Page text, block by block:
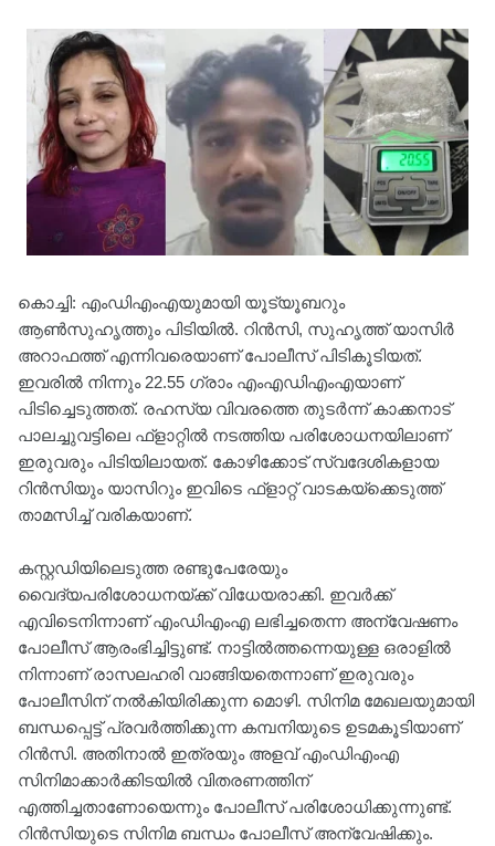
കൊച്ചി: എംഡിഎംഎയുമായി യൂട്യൂബറും
ആൺസുഹൃത്തും പിടിയിൽ. റിൻസി, സുഹൃത്ത് യാസിർ
അറാഫത്ത് എന്നിവരെയാണ് പോലീസ് പിടികൂടിയത്.
ഇവരിൽ നിന്നും 22.55 ​ഗ്രാം എംഎഡിഎംഎയാണ്
പിടിച്ചെടുത്തത്. രഹസ്യ വിവരത്തെ തുടർന്ന് കാക്കനാട്
പാലച്ചുവട്ടിലെ ഫ്ളാറ്റിൽ നടത്തിയ പരിശോധനയിലാണ്
ഇരുവരും പിടിയിലായത്. കോഴിക്കോട് സ്വദേശികളായ
റിൻസിയും യാസിറും ഇവിടെ ഫ്ളാറ്റ് വാടകയ്ക്കെടുത്ത്
താമസിച്ച് വരികയാണ്.
കസ്റ്റഡിയിലെടുത്ത രണ്ടുപേരേയും
വൈദ്യപരിശോധനയ്ക്ക് വിധേയരാക്കി. ഇവർക്ക്
എവിടെനിന്നാണ് എംഡിഎംഎ ലഭിച്ചതെന്ന അന്വേഷണം
പോലീസ് ആരംഭിച്ചിട്ടുണ്ട്. നാട്ടിൽത്തന്നെയുള്ള ഒരാളിൽ
നിന്നാണ് രാസലഹരി വാങ്ങിയതെന്നാണ് ഇരുവരും
പോലീസിന് നൽകിയിരിക്കുന്ന മൊഴി. സിനിമ മേഖലയുമായി
ബന്ധപ്പെട്ട് പ്രവര്‍ത്തിക്കുന്ന കമ്പനിയുടെ ഉടമകൂടിയാണ്
റിന്‍സി. അതിനാല്‍ ഇത്രയും അളവ് എംഡിഎംഎ
സിനിമാക്കാര്‍ക്കിടയില്‍ വിതരണത്തിന്
എത്തിച്ചതാണോയെന്നും പോലീസ് പരിശോധിക്കുന്നുണ്ട്.
റിൻസിയുടെ സിനിമ ബന്ധം പോലീസ് അന്വേഷിക്കും.